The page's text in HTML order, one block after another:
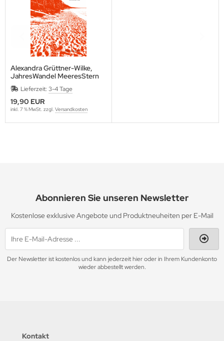
Alexandra Grüttner-Wilke,
JahresWandel MeeresStern
Lieferzeit: 3-4 Tage
19,90 EUR
inkl. 7 % MwSt. zzgl. Versandkosten
Abonnieren Sie unseren Newsletter
Kostenlose exklusive Angebote und Produktneuheiten per E-Mail
Der Newsletter ist kostenlos und kann jederzeit hier oder in Ihrem Kundenkonto
wieder abbestellt werden.
Kontakt